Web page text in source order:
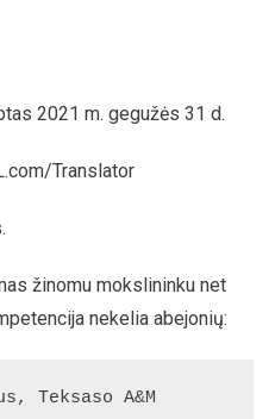
2021 m. gegužės 31 d.
Translator
žinomu mokslininku net
nekelia abejonių:
Teksaso A&M